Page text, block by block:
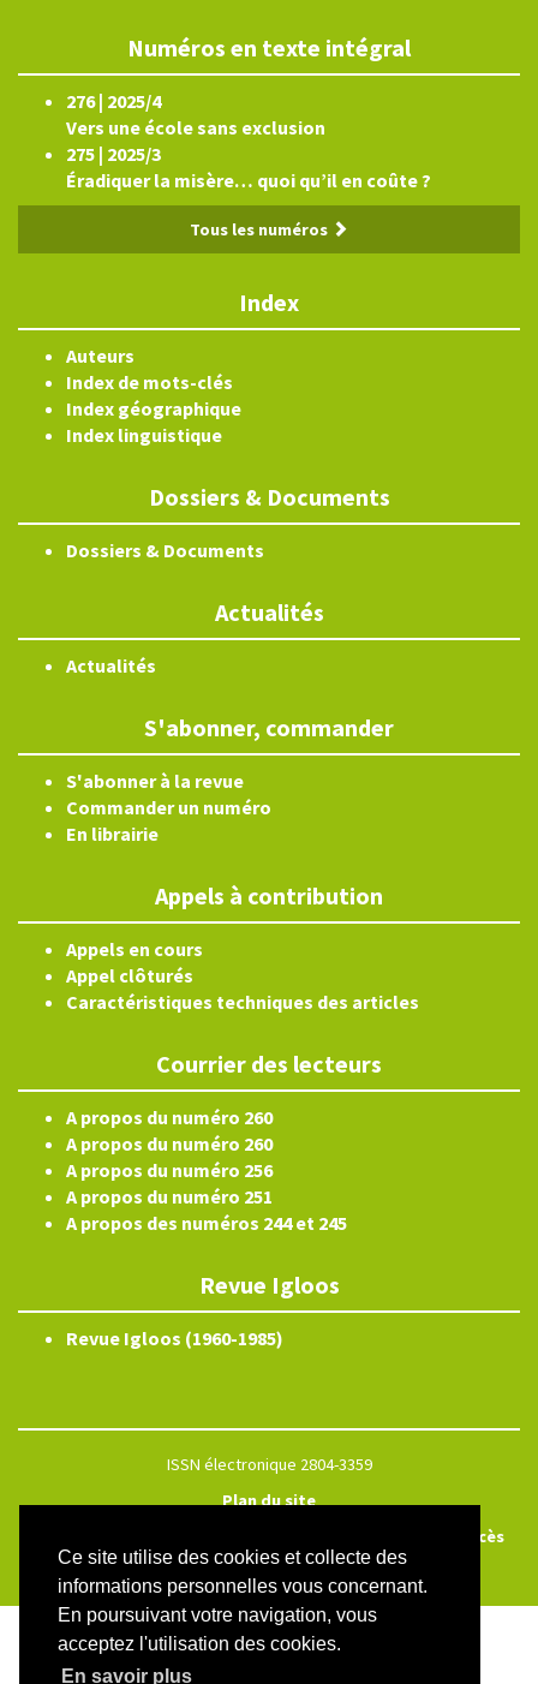
Ce site utilise des cookies et collecte des
informations personnelles vous concernant.
En poursuivant votre navigation, vous
acceptez l'utilisation des cookies.
En savoir plus
Numéros en texte intégral
276 | 2025/4
Vers une école sans exclusion
275 | 2025/3
Éradiquer la misère… quoi qu’il en coûte ?
Tous les numéros
Index
Auteurs
Index de mots-clés
Index géographique
Index linguistique
Dossiers & Documents
Dossiers & Documents
Actualités
Actualités
S'abonner, commander
S'abonner à la revue
Commander un numéro
En librairie
Appels à contribution
Appels en cours
Appel clôturés
Caractéristiques techniques des articles
Courrier des lecteurs
A propos du numéro 260
A propos du numéro 260
A propos du numéro 256
A propos du numéro 251
A propos des numéros 244 et 245
Revue Igloos
Revue Igloos (1960-1985)
ISSN électronique 2804-3359
Plan du site
Accès
réservé